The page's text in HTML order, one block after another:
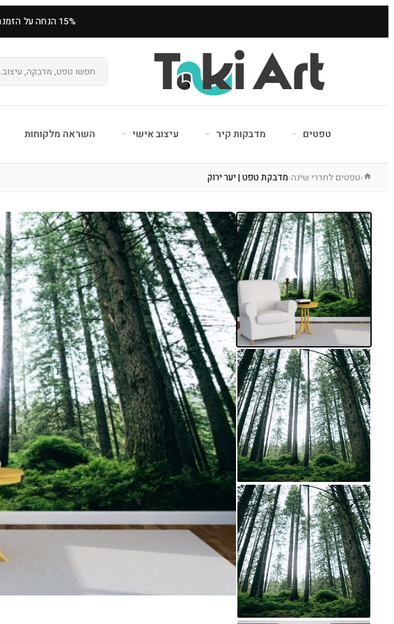
15% הנחה על הזמנה ראשונה
טפטים מדבקות קיר עיצוב אישי השראה מלקוחות
›טפטים לחדרי שינה›מדבקת טפט | יער ירוק